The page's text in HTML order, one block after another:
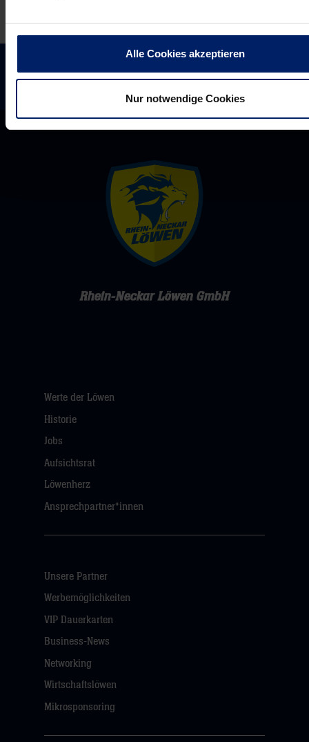
Alle Cookies akzeptieren
Nur notwendige Cookies
Rhein-Neckar Löwen GmbH
Werte der Löwen
Historie
Jobs
Aufsichtsrat
Löwenherz
Ansprechpartner*innen
Unsere Partner
Werbemöglichkeiten
VIP Dauerkarten
Business-News
Networking
Wirtschaftslöwen
Mikrosponsoring